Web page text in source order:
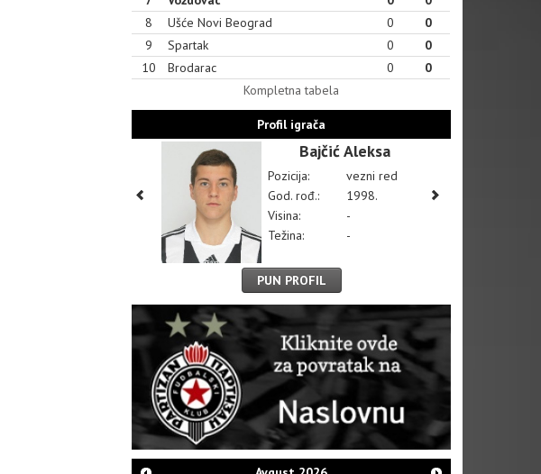
8
Ušće Novi Beograd 0
0
9
Spartak 0
0
10
Brodarac 0
0
Kompletna tabela
Profil igrača
Bajčić Aleksa
Pozicija:
vezni red
God. rođ.:
1998.
Visina:
-
Težina:
-
PUN PROFIL